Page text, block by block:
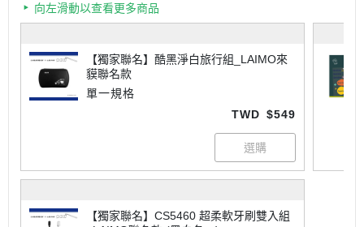
向左滑動以查看更多商品
【獨家聯名】酷黑淨白旅行組_LAIMO來
貘聯名款
單一規格
TWD $549
【獨家聯名】CS5460 超柔軟牙刷雙入組